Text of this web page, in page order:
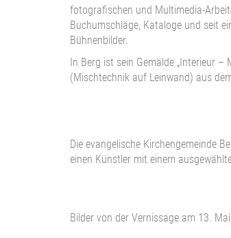
fotografischen und Multimedia-
Buchumschläge, Kataloge und seit
Bühnenbilder.
In Berg ist sein Gemälde „Interieur –
(Mischtechnik auf Leinwand) aus
Die evangelische Kirchengemeinde
einen Künstler mit einem
Bilder von der Vernissage am 13.